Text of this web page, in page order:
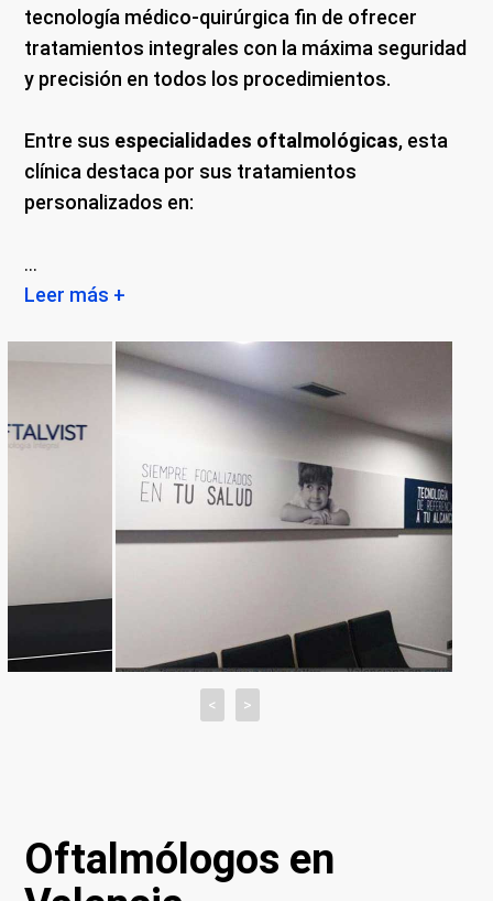
tecnología médico-quirúrgica fin de ofrecer
tratamientos integrales con la máxima seguridad
y precisión en todos los procedimientos.
Entre sus especialidades oftalmológicas, esta
clínica destaca por sus tratamientos
personalizados en:
...
Leer más +
< >
Oftalmólogos en